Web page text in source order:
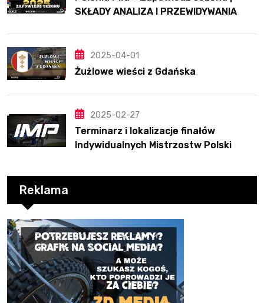
SKŁADY ANALIZA I PRZEWIDYWANIA
2025-04-01
Żużlowe wieści z Gdańska
2025-02-27
Terminarz i lokalizacje finałów
Indywidualnych Mistrzostw Polski
Reklama